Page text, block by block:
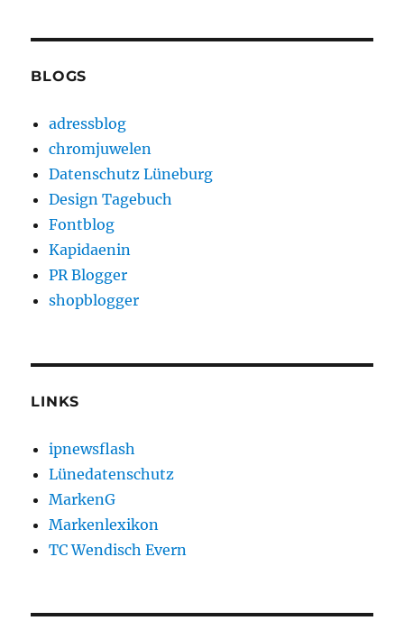
BLOGS
adressblog
chromjuwelen
Datenschutz Lüneburg
Design Tagebuch
Fontblog
Kapidaenin
PR Blogger
shopblogger
LINKS
ipnewsflash
Lünedatenschutz
MarkenG
Markenlexikon
TC Wendisch Evern